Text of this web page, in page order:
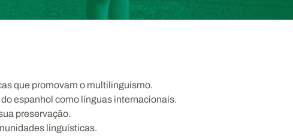
que promovam o multilinguismo.
espanhol como línguas internacionais.
preservação.
linguísticas.